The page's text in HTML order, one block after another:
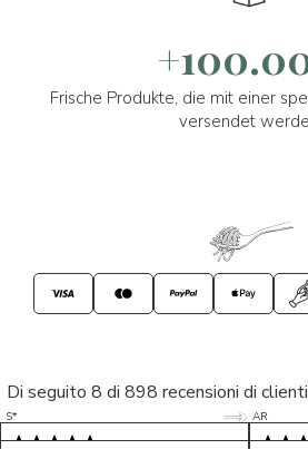
Frische Produkte, die mit einer
versendet
Di seguito 8 di 898 recensioni di
S* 5/5
LP 5/5
AR
D*